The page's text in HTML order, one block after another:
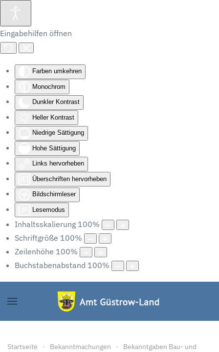
Eingabehilfen öffnen
Farben umkehren
Monochrom
Dunkler Kontrast
Heller Kontrast
Niedrige Sättigung
Hohe Sättigung
Links hervorheben
Überschriften hervorheben
Bildschirmleser
Lesemodus
Inhaltsskalierung 100%
Schriftgröße 100%
Zeilenhöhe 100%
Buchstabenabstand 100%
Startseite Bekanntmachungen
Bekanntgaben Bau- und